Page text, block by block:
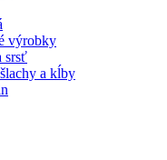
výrobky
srsť
a kĺby